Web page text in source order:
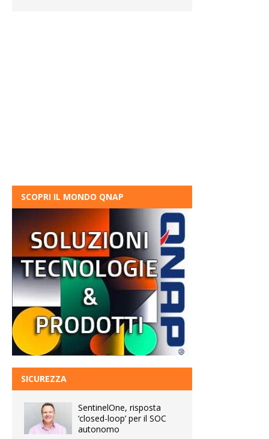
SCOPRI IL MONDO QNAP
SICUREZZA
SentinelOne, risposta
‘closed-loop’ per il SOC
autonomo